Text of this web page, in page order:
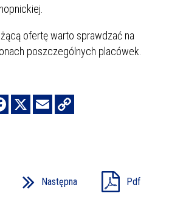
ofertę warto sprawdzać na
poszczególnych placówek.
Następna Pdf